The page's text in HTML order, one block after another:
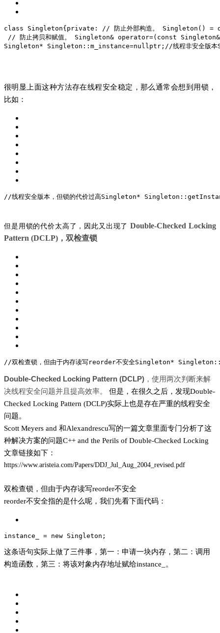
class Singleton{ private : // 防止外部构造。 Singleton() =
// 防止拷贝和赋值。
Singleton& operator=( const
Singleton* Singleton::m_instance=nullptr ; //线程非安全版本
很明显上面这种方法存在线程安全稳定，那么通常会想到用锁，
比如：
//线程安全版本，但锁的代价过高Singleton*
但是用锁的代价太高了，因此又出现了Double-Checked Locking
Pattern (DCLP)，双检查锁
//双检查锁，但由于内存读写reorder不安全Singleton*
Double-Checked Locking Pattern (DCLP) ，使用两次判断来解
决线程安全问题并且提高效率。
但是，在很久之后，发现Double-
Checked Locking Pattern (DCLP)实际上也是存在严重的线程安全
问题。
Scott Meyers and 和Alexandrescu写的一篇文章里面专门分析了这
种解决方案的问题C++ and the Perils of Double-Checked Locking
文章链接如下：
https://www.aristeia.com/Papers/DDJ_Jul_Aug_2004_revised.pdf
双检查锁，但由于内存读写reorder不安全
reorder不安全指的是什么呢，我们先看下面代码：
instance_ = new Singleton;
这条语句实际上做了三件事，第一：申请一块内存，第二：调用
构造函数，第三：将该对象内存地址赋给instance_。